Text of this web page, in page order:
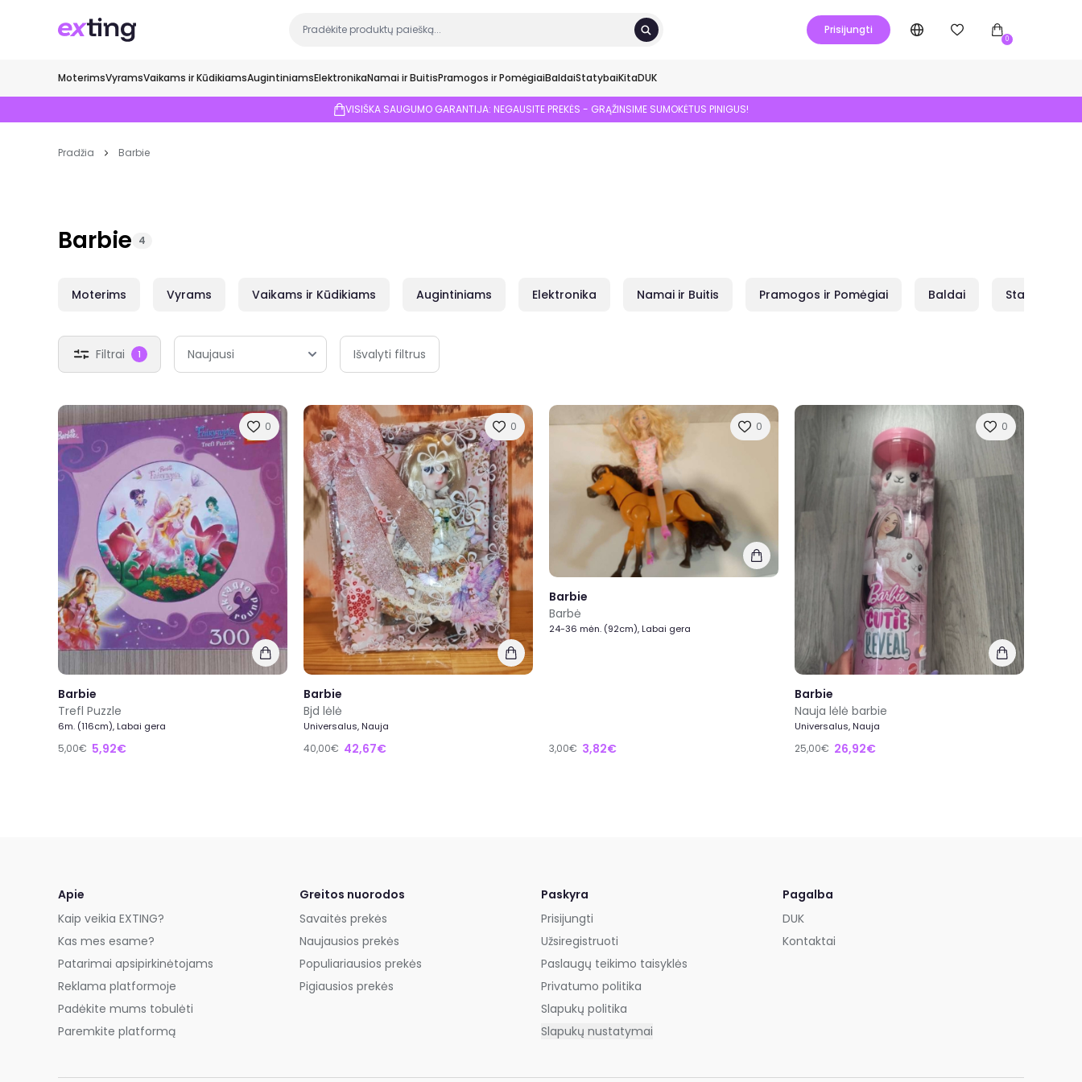
Prisijungti
0
MoterimsVyramsVaikams ir KūdikiamsAugintiniamsElektronikaNamai ir BuitisPramogos ir PomėgiaiBaldaiStatybaiKitaDUK
VISIŠKA SAUGUMO GARANTIJA: NEGAUSITE PREKĖS - GRĄŽINSIME SUMOKĖTUS PINIGUS!
Pradžia Barbie
Barbie 4
Moterims Vyrams Vaikams ir Kūdikiams Augintiniams Elektronika Namai ir Buitis Pramogos ir Pomėgiai Baldai Statybai
Filtrai 1 Išvalyti filtrus
0
Barbie
Trefl Puzzle
6m. (116cm), Labai gera
5,00€ 5,92€
0
Barbie
Bjd lėlė
Universalus, Nauja
40,00€ 42,67€
0
Barbie
Barbė
24-36 mėn. (92cm), Labai gera
3,00€ 3,82€
0
Barbie
Nauja lėlė barbie
Universalus, Nauja
25,00€ 26,92€
Apie
Kaip veikia EXTING?
Kas mes esame?
Patarimai apsipirkinėtojams
Reklama platformoje
Padėkite mums tobulėti
Paremkite platformą
Greitos nuorodos
Savaitės prekės
Naujausios prekės
Populiariausios prekės
Pigiausios prekės
Paskyra
Prisijungti
Užsiregistruoti
Paslaugų teikimo taisyklės
Privatumo politika
Slapukų politika
Slapukų nustatymai
Pagalba
DUK
Kontaktai